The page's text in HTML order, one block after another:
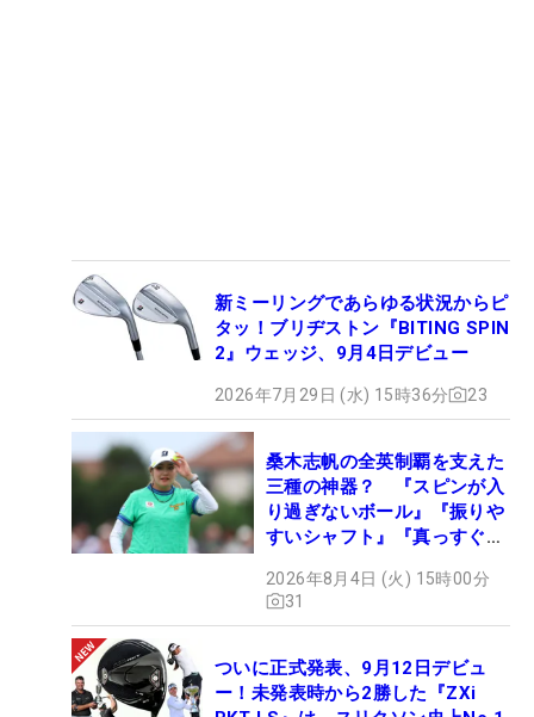
新ミーリングであらゆる状況からピ
タッ！ブリヂストン『BITING SPIN
2』ウェッジ、9月4日デビュー
2026年7月29日 (水) 15時36分 23
桑木志帆の全英制覇を支えた
三種の神器？ 『スピンが入
り過ぎないボール』『振りや
すいシャフト』『真っすぐ飛
セッティング
2026年8月4日 (火) 15時00分
31
ついに正式発表、9月12日デビュ
ー！未発表時から2勝した『ZXi